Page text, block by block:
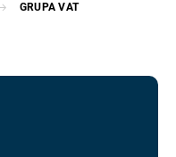
GRUPA VAT